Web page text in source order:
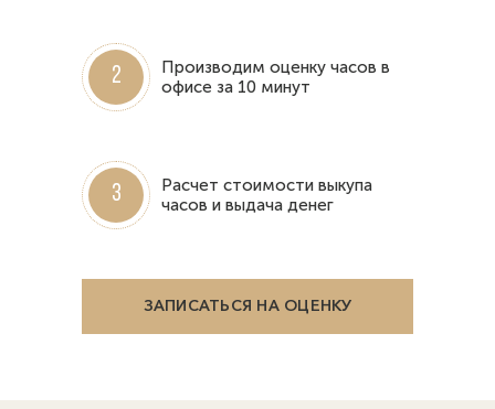
2
Производим оценку часов в
офисе за 10 минут
3
Расчет стоимости выкупа
часов и выдача денег
ЗАПИСАТЬСЯ НА ОЦЕНКУ